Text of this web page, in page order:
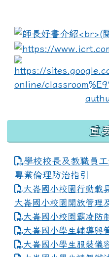
重
學校校長及教職員
專業倫理防治指引
大崙國小校園行動載
大崙國小校園開放管理
大崙國小校園霸凌防
大崙國小學生輔導與
大崙國小學生服裝儀